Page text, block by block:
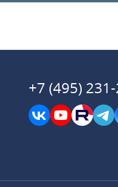
+7 (495)